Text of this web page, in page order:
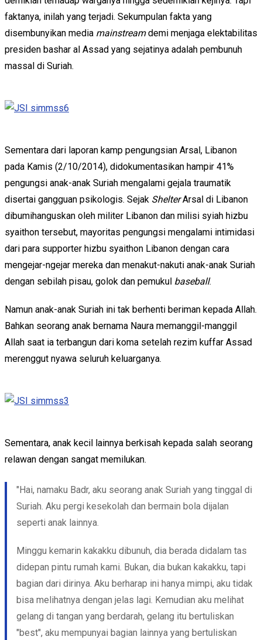
faktanya, inilah yang terjadi. Sekumpulan fakta yang
disembunyikan media mainstreamdemi menjaga elektabilitas
presiden bashar al Assad yang sejatinya adalah pembunuh
massal di Suriah.
Sementara dari laporan kamp pengungsian Arsal, Libanon
pada Kamis (2/10/2014), didokumentasikan hampir 41%
pengungsi anak-anak Suriah mengalami gejala traumatik
disertai gangguan psikologis. Sejak ShelterArsal di Libanon
dibumihanguskan oleh militer Libanon dan milisi syiah hizbu
syaithon tersebut, mayoritas pengungsi mengalami intimidasi
dari para supporter hizbu syaithon Libanon dengan cara
mengejar-ngejar mereka dan menakut-nakuti anak-anak Suriah
dengan sebilah pisau, golok dan pemukul baseball.
Namun anak-anak Suriah ini tak berhenti beriman kepada Allah.
Bahkan seorang anak bernama Naura memanggil-manggil
Allah saat ia terbangun dari koma setelah rezim kuffar Assad
merenggut nyawa seluruh keluarganya.
Sementara, anak kecil lainnya berkisah kepada salah seorang
relawan dengan sangat memilukan.
"Hai, namaku Badr, aku seorang anak Suriah yang tinggal di
Suriah. Aku pergi kesekolah dan bermain bola dijalan
seperti anak lainnya.
Minggu kemarin kakakku dibunuh, dia berada didalam tas
didepan pintu rumah kami. Bukan, dia bukan kakakku, tapi
bagian dari dirinya. Aku berharap ini hanya mimpi, aku tidak
bisa melihatnya dengan jelas lagi. Kemudian aku melihat
gelang di tangan yang berdarah, gelang itu bertuliskan
"best", aku mempunyai bagian lainnya yang bertuliskan